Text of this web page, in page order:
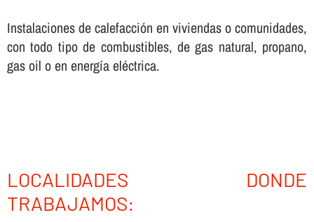
Instalaciones de calefacción en viviendas o comunidades,
con todo tipo de combustibles, de gas natural, propano,
gas oil o en energí­a eléctrica.
LOCALIDADES DONDE
TRABAJAMOS: